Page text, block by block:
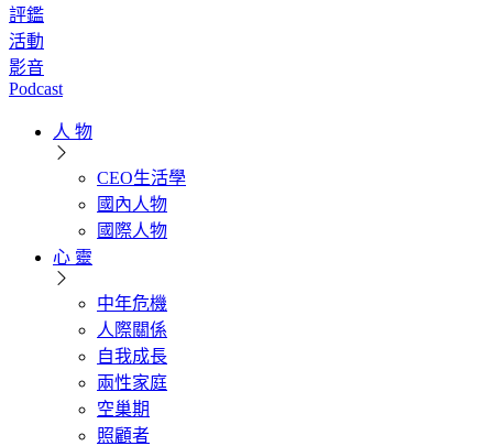
評鑑
活動
影音
Podcast
人 物
CEO生活學
國內人物
國際人物
心 靈
中年危機
人際關係
自我成長
兩性家庭
空巢期
照顧者